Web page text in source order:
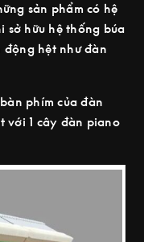
sản phẩm có hệ
sở hữu hệ thống búa
động hệt như đàn
phím của đàn
với 1 cây đàn piano